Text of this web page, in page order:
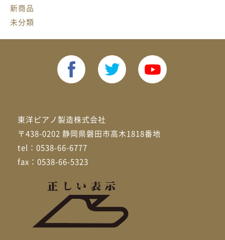
新商品
未分類
東洋ピアノ製造株式会社
〒438-0202 静岡県磐田市高木1818番地
tel：0538-66-6777
fax：0538-66-5323